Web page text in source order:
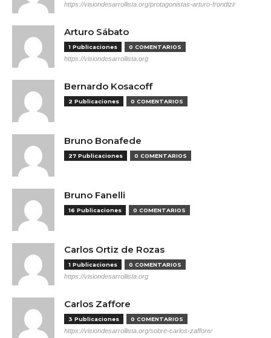
https://visiondesarrollista.org/protagonistas-arturo-frondizi/
Arturo Sábato
1 Publicaciones 0 COMENTARIOS
https://visiondesarrollista.org
Bernardo Kosacoff
2 Publicaciones 0 COMENTARIOS
Bruno Bonafede
27 Publicaciones 0 COMENTARIOS
Bruno Fanelli
16 Publicaciones 0 COMENTARIOS
Carlos Ortiz de Rozas
1 Publicaciones 0 COMENTARIOS
https://visiondesarrollista.org
Carlos Zaffore
3 Publicaciones 0 COMENTARIOS
https://visiondesarrollista.org/sobre-carlos-zaffore/